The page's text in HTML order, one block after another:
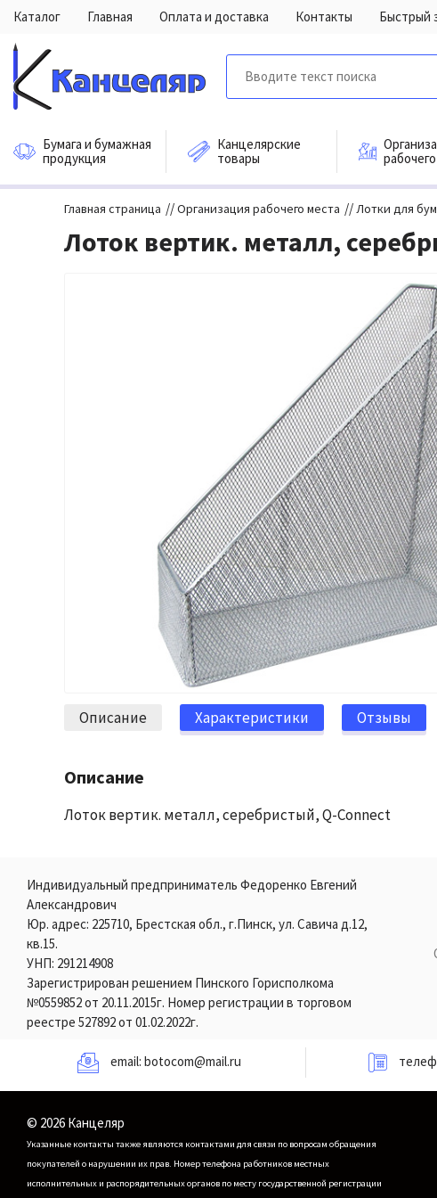
Каталог Главная Оплата и доставка Контакты Быстрый
Бумага и бумажная
продукция
Канцелярские
товары
Главная страница //Организация рабочего места //Лотки для
Лоток вертик. металл,
Описание Характеристики Отзывы
Описание
Лоток вертик. металл, серебристый, Q-Connect
Индивидуальный предприниматель Федоренко Евгений
Александрович
Юр. адрес: 225710, Брестская обл., г.Пинск, ул. Савича д.12,
кв.15.
УНП: 291214908
Зарегистрирован решением Пинского Горисполкома
№0559852 от 20.11.2015г. Номер регистрации в торговом
реестре 527892 от 01.02.2022г.
email: botocom@mail.ru
© 2026 Канцеляр
Указанные контакты также являются контактами для связи по вопросам обращения
покупателей о нарушении их прав. Номер телефона работников местных
исполнительных и распорядительных органов по месту государственной регистрации